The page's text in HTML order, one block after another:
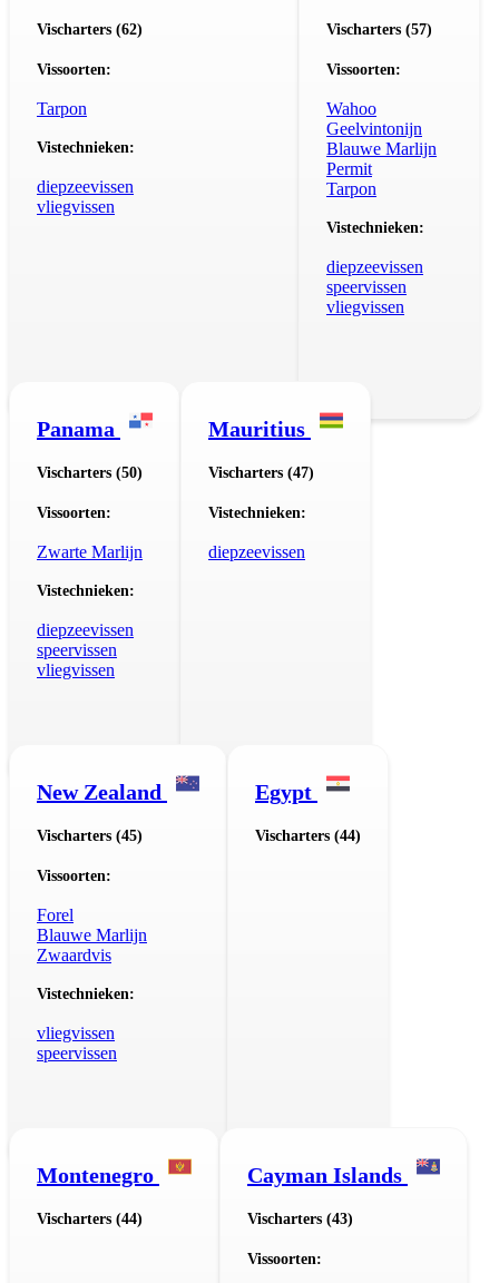
Vischarters (62)
Vissoorten:
Tarpon
Vistechnieken:
diepzeevissen
vliegvissen
Vischarters (57)
Vissoorten:
Wahoo
Geelvintonijn
Blauwe Marlijn
Permit
Tarpon
Vistechnieken:
diepzeevissen
speervissen
vliegvissen
Panama
Vischarters (50)
Vissoorten:
Zwarte Marlijn
Vistechnieken:
diepzeevissen
speervissen
vliegvissen
Mauritius
Vischarters (47)
Vistechnieken:
diepzeevissen
New Zealand
Vischarters (45)
Vissoorten:
Forel
Blauwe Marlijn
Zwaardvis
Vistechnieken:
vliegvissen
speervissen
Egypt
Vischarters (44)
Montenegro
Vischarters (44)
Cayman Islands
Vischarters (43)
Vissoorten: